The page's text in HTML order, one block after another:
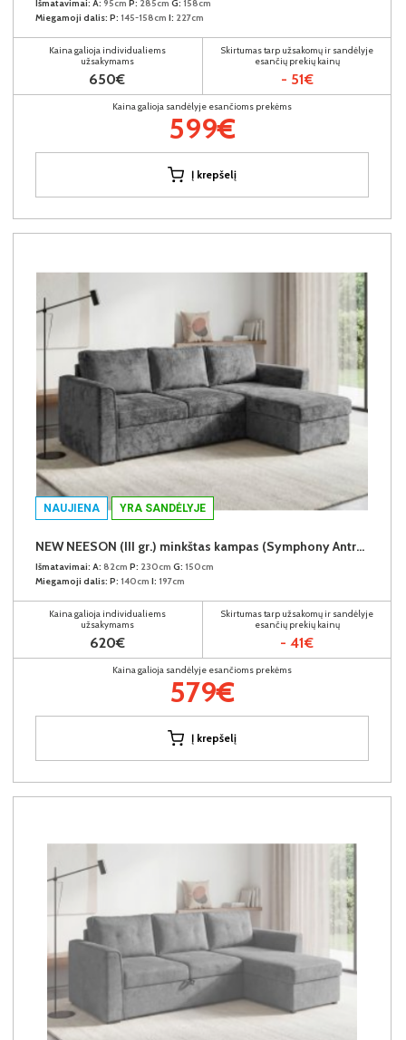
Išmatavimai: A: 95cm P: 285cm G: 158cm
Miegamoji dalis: P: 145-158cm I: 227cm
Kaina galioja individualiems
užsakymams
650€
Skirtumas tarp užsakomų ir sandėlyje
esančių prekių kainų
- 51€
Kaina galioja sandėlyje esančioms prekėms
599€
Į krepšelį
NAUJIENA YRA SANDĖLYJE
NEW NEESON (III gr.) minkštas kampas (Symphony Antracite-20)
Išmatavimai: A: 82cm P: 230cm G: 150cm
Miegamoji dalis: P: 140cm I: 197cm
Kaina galioja individualiems
užsakymams
620€
Skirtumas tarp užsakomų ir sandėlyje
esančių prekių kainų
- 41€
Kaina galioja sandėlyje esančioms prekėms
579€
Į krepšelį